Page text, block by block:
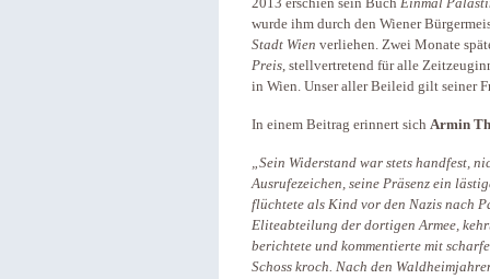
2013 erschien sein Buch Einmal
wurde ihm durch den Wiener
Stadt Wien verliehen. Zwei Monate
Preis, stellvertretend für alle
in Wien. Unser aller Beileid gilt seiner
In einem Beitrag erinnert sich Armin
„Sein Widerstand war stets handfest,
Ausrufezeichen, seine Präsenz ein
flüchtete als Kind vor den Nazis nach
Eliteabteilung der dortigen Armee,
berichtete und kommentierte mit
Schoss kroch. Nach den